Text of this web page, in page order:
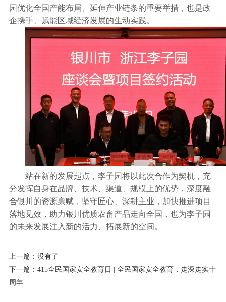
园优化全国产能布局、延伸产业链条的重要举措，也是政
企携手、赋能区域经济发展的生动实践。
站在新的发展起点，李子园将以此次合作为契机，充
分发挥自身在品牌、技术、渠道、规模上的优势，深度融
合银川的资源禀赋，坚守匠心、深耕主业，加快推进项目
落地见效，助力银川优质农畜产品走向全国，也为李子园
的未来发展注入新的活力、拓展新的空间。
上一篇： 没有了
下一篇： 415全民国家安全教育日 | 全民国家安全教育，走深走实十
周年